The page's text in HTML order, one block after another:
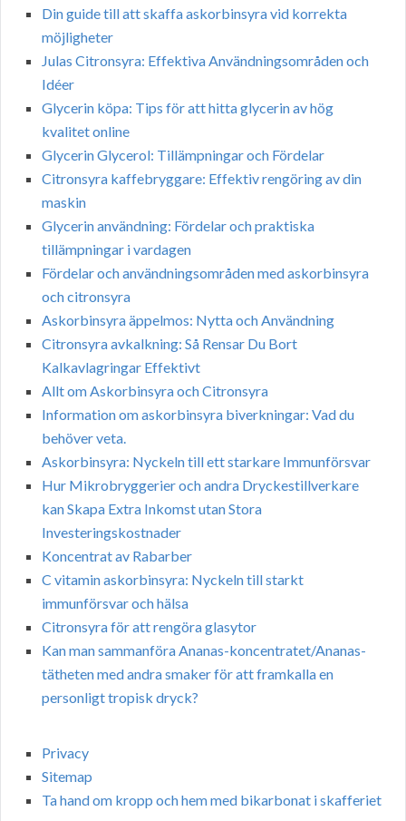
Din guide till att skaffa askorbinsyra vid korrekta
möjligheter
Julas Citronsyra: Effektiva Användningsområden och
Idéer
Glycerin köpa: Tips för att hitta glycerin av hög
kvalitet online
Glycerin Glycerol: Tillämpningar och Fördelar
Citronsyra kaffebryggare: Effektiv rengöring av din
maskin
Glycerin användning: Fördelar och praktiska
tillämpningar i vardagen
Fördelar och användningsområden med askorbinsyra
och citronsyra
Askorbinsyra äppelmos: Nytta och Användning
Citronsyra avkalkning: Så Rensar Du Bort
Kalkavlagringar Effektivt
Allt om Askorbinsyra och Citronsyra
Information om askorbinsyra biverkningar: Vad du
behöver veta.
Askorbinsyra: Nyckeln till ett starkare Immunförsvar
Hur Mikrobryggerier och andra Dryckestillverkare
kan Skapa Extra Inkomst utan Stora
Investeringskostnader
Koncentrat av Rabarber
C vitamin askorbinsyra: Nyckeln till starkt
immunförsvar och hälsa
Citronsyra för att rengöra glasytor
Kan man sammanföra Ananas-koncentratet/Ananas-
tätheten med andra smaker för att framkalla en
personligt tropisk dryck?
Privacy
Sitemap
Ta hand om kropp och hem med bikarbonat i skafferiet